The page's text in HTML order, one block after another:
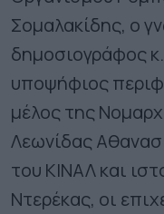
Σομαλακίδης, ο
δημοσιογράφος
υποψήφιος
μέλος της
Λεωνίδας
του ΚΙΝΑΛ και
Ντερέκας, οι